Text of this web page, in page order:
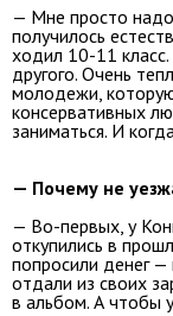
— Мне просто
получилось
ходил 10-11
другого. Очень
молодежи,
консервативных
заниматься. И
— Почему не
— Во-первых, у
откупились в
попросили денег
отдали из своих
в альбом. А чтобы